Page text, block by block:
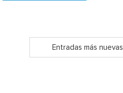
Entradas más nuevas